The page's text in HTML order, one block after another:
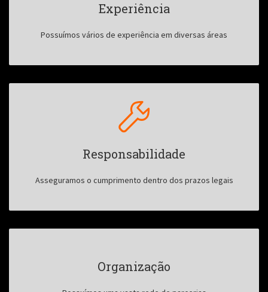
Experiência
Possuímos vários de experiência em diversas áreas
Responsabilidade
Asseguramos o cumprimento dentro dos prazos legais
Organização